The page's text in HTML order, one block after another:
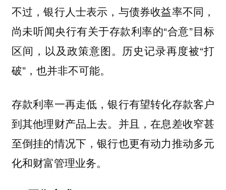
不过，银行人士表示，与债券收益率不同，
尚未听闻央行有关于存款利率的“合意”目标
区间，以及政策意图。历史记录再度被“打
破”，也并非不可能。
存款利率一再走低，银行有望转化存款客户
到其他理财产品上去。并且，在息差收窄甚
至倒挂的情况下，银行也更有动力推动多元
化和财富管理业务。